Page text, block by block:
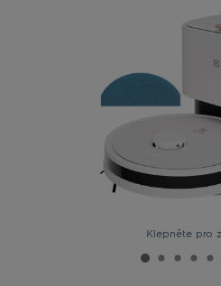
Klepněte pro